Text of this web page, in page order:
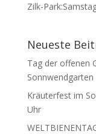
Zilk-
Neueste
Tag der offenen
Sonnwendgarten
Kräuterfest im
Uhr